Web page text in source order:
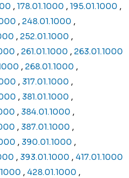
, 178.01.1000 , 195.01.1000 ,
, 248.01.1000 ,
, 252.01.1000 ,
, 261.01.1000 , 263.01.1000
, 268.01.1000 ,
, 317.01.1000 ,
, 381.01.1000 ,
, 384.01.1000 ,
, 387.01.1000 ,
, 390.01.1000 ,
, 393.01.1000 , 417.01.1000
, 428.01.1000 ,